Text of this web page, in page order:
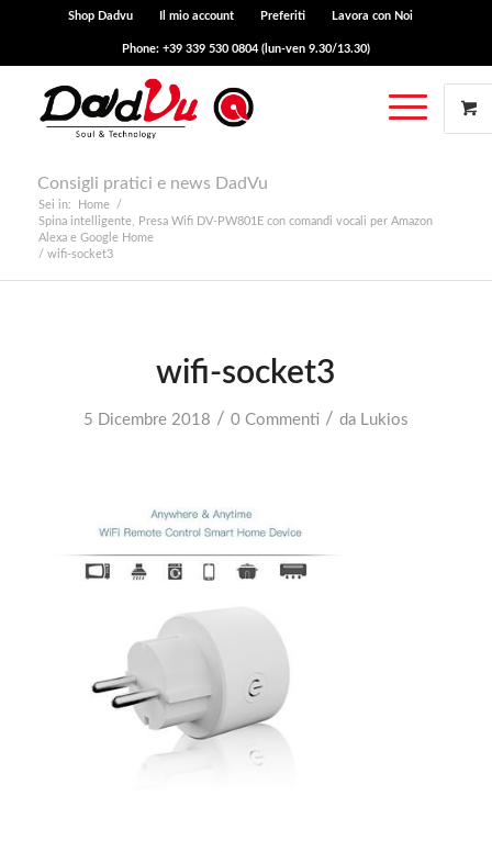
Shop Dadvu Il mio account Preferiti Lavora con Noi
Phone: +39 339 530 0804 (lun-ven 9.30/13.30)
Consigli pratici e news DadVu
Sei in: Home
/
Spina intelligente, Presa Wifi DV-PW801E con comandi vocali per Amazon
Alexa e Google Home
/ wifi-socket3
wifi-socket3
5 Dicembre 2018 / 0 Commenti / da Lukios